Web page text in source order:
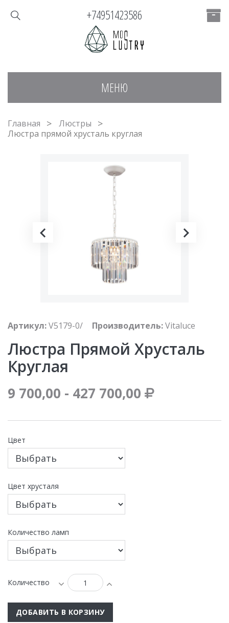
МЕНЮ
+74951423586
Главная
Люстры
Люстра прямой хрусталь круглая
Артикул:V5179-0/ Производитель:Vitaluce
Люстра Прямой Хрусталь
Круглая
9 700,00 - 427 700,00
Цвет
Цвет хрусталя
Количество ламп
Количество
ДОБАВИТЬ В КОРЗИНУ